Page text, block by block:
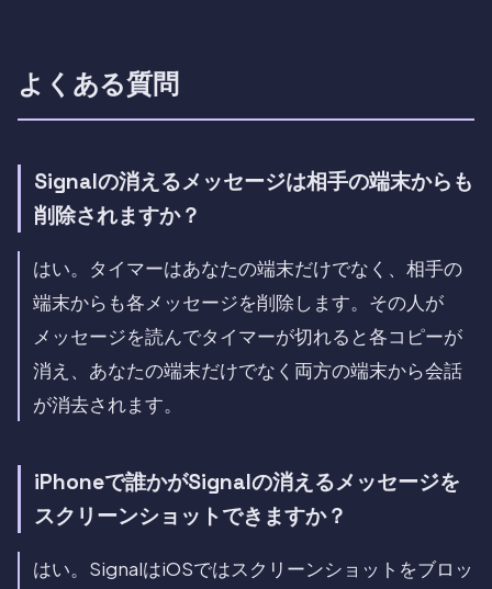
よくある質問
Signalの消えるメッセージは相手の端末からも
削除されますか？
はい。タイマーはあなたの端末だけでなく、相手の
端末からも各メッセージを削除します。その人が
メッセージを読んでタイマーが切れると各コピーが
消え、あなたの端末だけでなく両方の端末から会話
が消去されます。
iPhoneで誰かがSignalの消えるメッセージを
スクリーンショットできますか？
はい。SignalはiOSではスクリーンショットをブロッ